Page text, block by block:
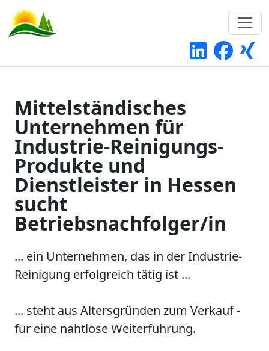
Mittelständisches
Unternehmen für
Industrie-Reinigungs-
Produkte und
Dienstleister in Hessen
sucht
Betriebsnachfolger/in
... ein Unternehmen, das in der Industrie-
Reinigung erfolgreich tätig ist ...
... steht aus Altersgründen zum Verkauf -
für eine nahtlose Weiterführung.